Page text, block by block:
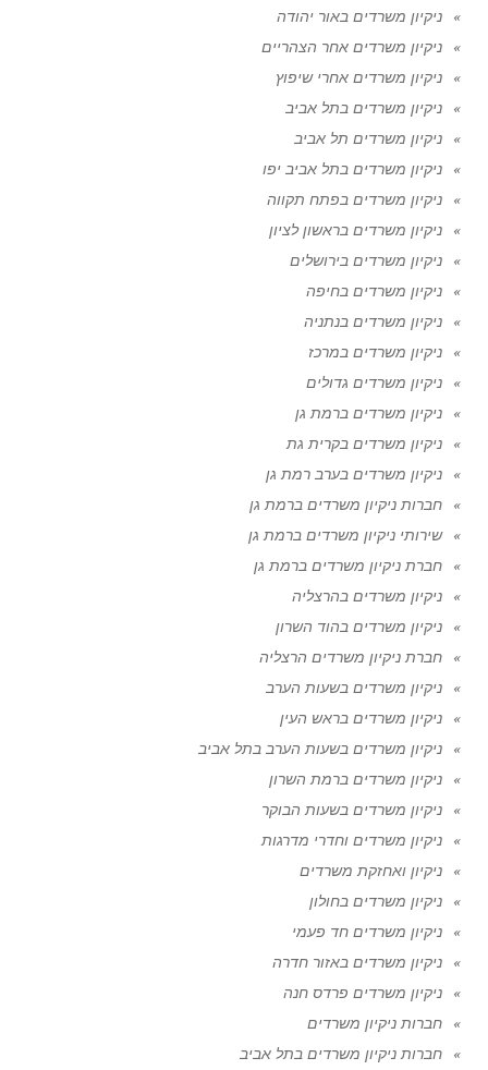
ניקיון משרדים באור יהודה
ניקיון משרדים אחר הצהריים
ניקיון משרדים אחרי שיפוץ
ניקיון משרדים בתל אביב
ניקיון משרדים תל אביב
ניקיון משרדים בתל אביב יפו
ניקיון משרדים בפתח תקווה
ניקיון משרדים בראשון לציון
ניקיון משרדים בירושלים
ניקיון משרדים בחיפה
ניקיון משרדים בנתניה
ניקיון משרדים במרכז
ניקיון משרדים גדולים
ניקיון משרדים ברמת גן
ניקיון משרדים בקרית גת
ניקיון משרדים בערב רמת גן
חברות ניקיון משרדים ברמת גן
שירותי ניקיון משרדים ברמת גן
חברת ניקיון משרדים ברמת גן
ניקיון משרדים בהרצליה
ניקיון משרדים בהוד השרון
חברת ניקיון משרדים הרצליה
ניקיון משרדים בשעות הערב
ניקיון משרדים בראש העין
ניקיון משרדים בשעות הערב בתל אביב
ניקיון משרדים ברמת השרון
ניקיון משרדים בשעות הבוקר
ניקיון משרדים וחדרי מדרגות
ניקיון ואחזקת משרדים
ניקיון משרדים בחולון
ניקיון משרדים חד פעמי
ניקיון משרדים באזור חדרה
ניקיון משרדים פרדס חנה
חברות ניקיון משרדים
חברות ניקיון משרדים בתל אביב